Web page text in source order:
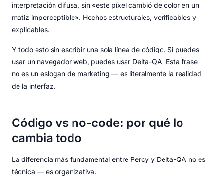
interpretación difusa, sin «este píxel cambió de color en un
matiz imperceptible». Hechos estructurales, verificables y
explicables.
Y todo esto sin escribir una sola línea de código. Si puedes
usar un navegador web, puedes usar Delta-QA. Esta frase
no es un eslogan de marketing — es literalmente la realidad
de la interfaz.
Código vs no-code: por qué lo
cambia todo
La diferencia más fundamental entre Percy y Delta-QA no es
técnica — es organizativa.